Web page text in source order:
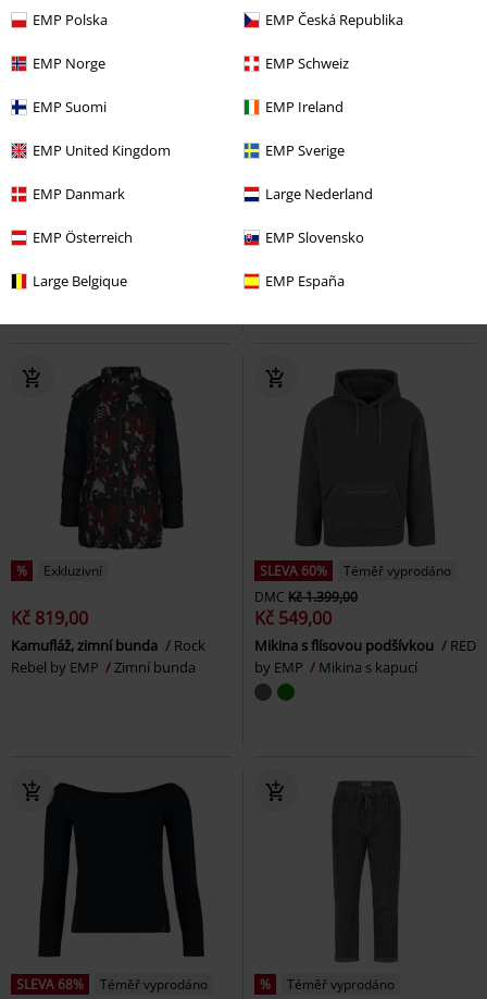
EMP Polska EMP Česká Republika
EMP Norge EMP Schweiz
EMP Suomi EMP Ireland
EMP United Kingdom EMP Sverige
EMP Danmark Large Nederland
EMP Österreich EMP Slovensko
Large Belgique EMP España
% Exkluzivní
Kč 439,00
Marauder's Map
%
Kč 659,00
Billy Hargrove
Stranger Things
% Exkluzivní
Kč 819,00
Kamufláž, zimní bunda
Rock
Rebel by EMP
Zimní bunda
SLEVA 60%
Téměř vyprodáno
DMC Kč 1.399,00
Kč 549,00
Mikina s flísovou podšívkou
RED
by EMP
Mikina s kapucí
SLEVA 68%
Téměř vyprodáno
% Téměř vyprodáno